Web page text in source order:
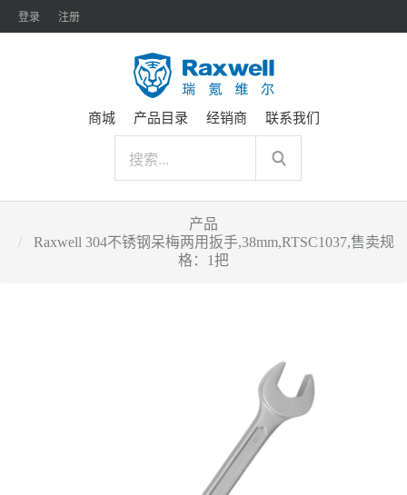
登录 注册
商城 产品目录 经销商 联系我们
产品
Raxwell 304不锈钢呆梅两用扳手,38mm,RTSC1037,售卖规
格：1把